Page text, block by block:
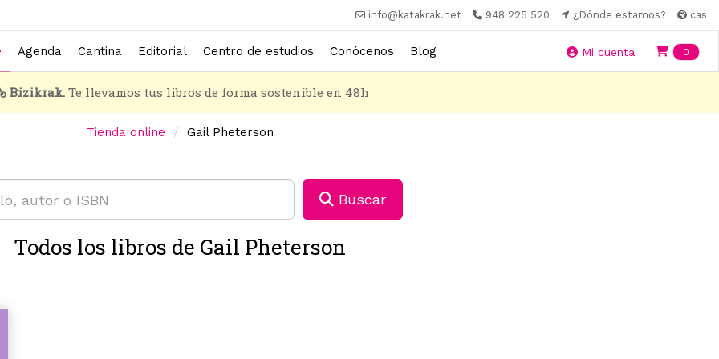
info@katakrak.net 948 225 520 ¿Dónde estamos? cas
Agenda Cantina Editorial Centro de estudios Conócenos Blog Mi cuenta 0
Bizikrak.Te llevamos tus libros de forma sostenible en 48h
Tienda online Gail Pheterson
Buscar
Todos los libros de Gail Pheterson